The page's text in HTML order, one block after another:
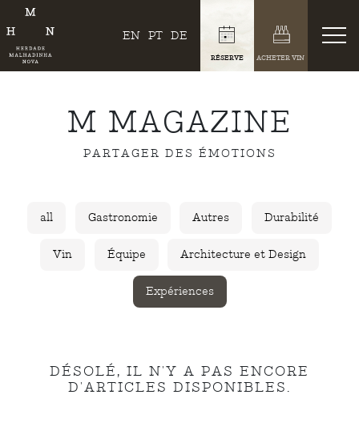
EN PT DE
RÉSERVE ACHETER VIN
M MAGAZINE
PARTAGER DES ÉMOTIONS
all Gastronomie Autres Durabilité
Vin Équipe Architecture et Design
Expériences
DÉSOLÉ, IL N'Y A PAS ENCORE
D'ARTICLES DISPONIBLES.